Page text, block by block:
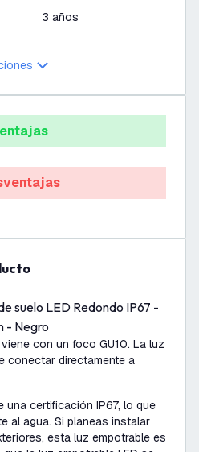
3 años
suelo LED Redondo IP67 -
- Negro
con un foco GU10. La luz
conectar directamente a
una certificación IP67, lo que
al agua. Si planeas instalar
esta luz empotrable es